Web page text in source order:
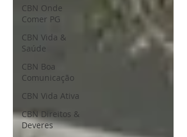
CBN Onde
Comer PG
CBN Vida &
Saúde
CBN Boa
Comunicação
CBN Vida Ativa
CBN Direitos &
Deveres